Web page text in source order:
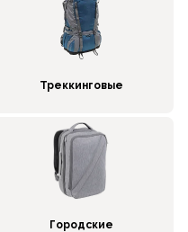
Треккинговые
Городские